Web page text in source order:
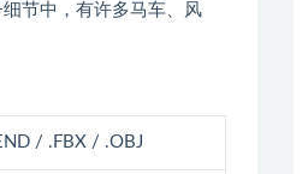
节中，有许多马车、风
/ .FBX / .OBJ